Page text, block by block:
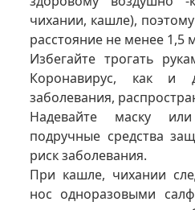
чихании, кашле),
расстояние не менее 1,5
Избегайте трогать
Коронавирус, как и
заболевания,
Надевайте маску
подручные средства
риск заболевания.
При кашле, чихании
нос одноразовыми